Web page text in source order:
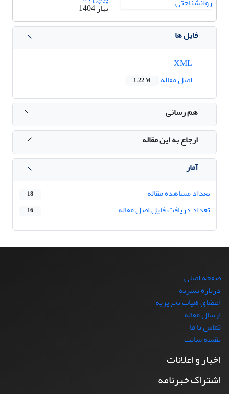
بهار 1404
فایل ها
اصل مقاله
1.22 M
هم رسانی
ارجاع به این مقاله
آمار
تعداد مشاهده مقاله
18
تعداد دریافت فایل اصل مقاله 16
صفحه اصلی
درباره نشریه
اعضای هیات تحریریه
ارسال مقاله
تماس با ما
نقشه سایت
اخبار و اعلانات
اشتراک خبرنامه